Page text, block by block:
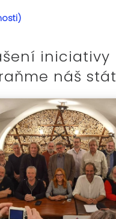
iniciativy
náš stát